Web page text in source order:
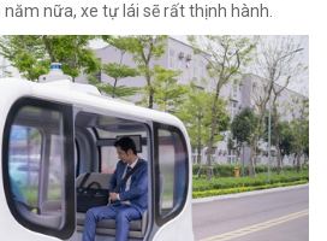
nữa, xe tự lái sẽ rất thịnh hành.